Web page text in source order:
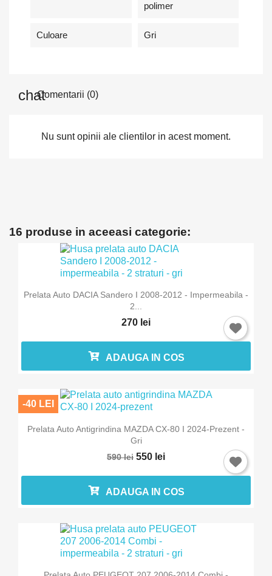
polimer
Culoare Gri
Comentarii (0)
Nu sunt opinii ale clientilor in acest moment.
16 produse in aceeasi categorie:
Prelata Auto DACIA Sandero I 2008-2012 - Impermeabila -
2...
270 lei
ADAUGA IN COS
Prelata Auto Antigrindina MAZDA CX-80 I 2024-Prezent -
Gri
590 lei 550 lei
-40 LEI
ADAUGA IN COS